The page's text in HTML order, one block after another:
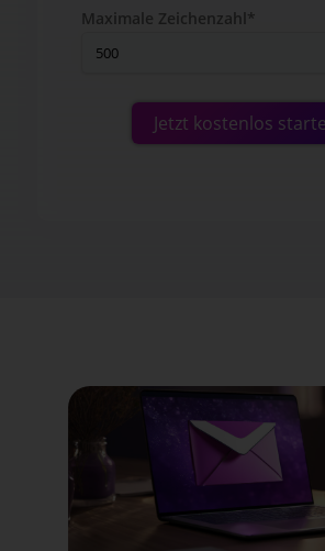
Maximale Zeichenzahl*
Jetzt kostenlos